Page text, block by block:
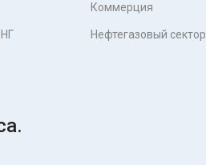
Коммерция
Нефтегазовый сектор